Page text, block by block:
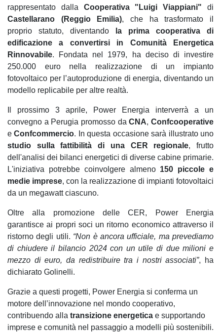
rappresentato dalla Cooperativa "Luigi Viappiani" di
Castellarano (Reggio Emilia), che ha trasformato il
proprio statuto, diventando
la prima cooperativa di
edificazione a convertirsi in Comunità Energetica
Rinnovabile. Fondata nel 1979, ha deciso di investire
250.000 euro nella realizzazione di un impianto
fotovoltaico per l’autoproduzione di energia, diventando un
modello replicabile per altre realtà.
Il prossimo 3 aprile, Power Energia interverrà a un
convegno a Perugia promosso daCNA,Confcooperative
eConfcommercio. In questa occasione sarà illustrato uno
studio sulla fattibilità di una CER regionale, frutto
dell'analisi dei bilanci energetici di diverse cabine primarie.
L'iniziativa potrebbe coinvolgere almeno 150 piccole e
medie imprese, con la realizzazione di impianti fotovoltaici
da un megawatt ciascuno.
Oltre alla promozione delle CER, Power Energia
garantisce ai propri soci un ritorno economico attraverso il
ristorno degli utili. “Non è ancora ufficiale, ma prevediamo
di chiudere il bilancio 2024 con un utile di due milioni e
mezzo di euro, da redistribuire tra i nostri associati”, ha
dichiarato Golinelli.
Grazie a questi progetti, Power Energia si conferma un
motore dell’innovazione nel mondo cooperativo,
contribuendo alla transizione energetica e supportando
imprese e comunità nel passaggio a modelli più sostenibili.